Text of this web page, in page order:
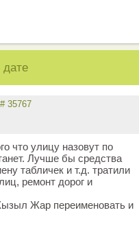
дате
# 35767
что улицу назовут по
Лучше бы средства
табличек и т.д. тратили
ремонт дорог и
Жар переименовать и